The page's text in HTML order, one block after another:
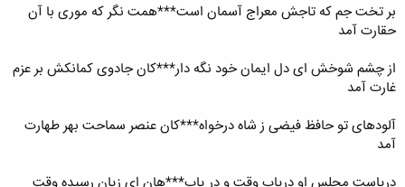
بر تخت جم که تاجش معراج آسمان است***همت نگر که موری با آن
حقارت آمد
از چشم شوخش ای دل ایمان خود نگه دار***کان جادوی کمانکش بر عزم
غارت آمد
آلوده​ای تو حافظ فیضی ز شاه درخواه***کان عنصر سماحت بهر طهارت
آمد